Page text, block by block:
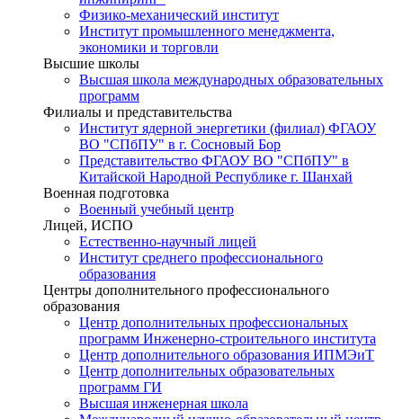
Физико-механический институт
Институт промышленного менеджмента,
экономики и торговли
Высшие школы
Высшая школа международных образовательных
программ
Филиалы и представительства
Институт ядерной энергетики (филиал) ФГАОУ
ВО "СПбПУ" в г. Сосновый Бор
Представительство ФГАОУ ВО "СПбПУ" в
Китайской Народной Республике г. Шанхай
Военная подготовка
Военный учебный центр
Лицей, ИСПО
Естественно-научный лицей
Институт среднего профессионального
образования
Центры дополнительного профессионального
образования
Центр дополнительных профессиональных
программ Инженерно-строительного института
Центр дополнительного образования ИПМЭиТ
Центр дополнительных образовательных
программ ГИ
Высшая инженерная школа